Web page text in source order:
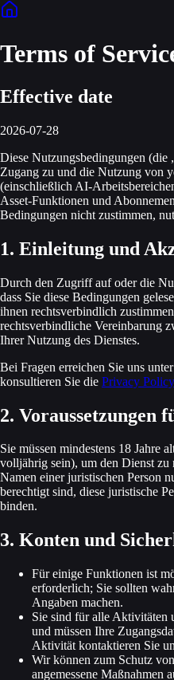
Terms of
Effective date
2026-07-28
Diese Nutzungsbedingungen (die
Zugang zu und die Nutzung von
(einschließlich
Asset‑Funktionen und
Bedingungen nicht zustimmen,
1. Einleitung und
Durch den Zugriff auf oder die
dass Sie diese Bedingungen
ihnen rechtsverbindlich
rechts­verbindliche Vereinbarung
Ihrer Nutzung des Dienstes.
Bei Fragen erreichen Sie uns unter
konsultieren Sie die Privacy Policy
2. Voraussetzungen
Sie müssen mindestens 18 Jahre
volljährig sein), um den Dienst zu
Namen einer juristischen Person
berechtigt sind, diese juristische
binden.
3. Konten und
Für einige Funktionen ist
erforderlich; Sie sollten
Angaben machen.
Sie sind für alle Aktivitäten
und müssen Ihre
Aktivität kontaktieren Sie
Wir können zum Schutz
angemessene Maßnahmen